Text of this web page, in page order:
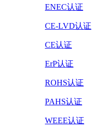
ENEC认证
CE-LVD认证
CE认证
ErP认证
ROHS认证
PAHS认证
WEEE认证